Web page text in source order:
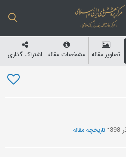
تصاویر مقاله مشخصات مقاله اشتراک گذاری
تاریخچه مقاله